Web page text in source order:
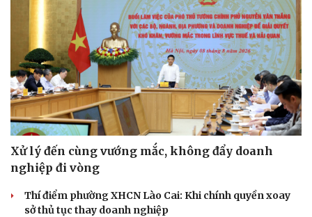
Sức khỏe
Dinh dưỡng - món ngon
Cây thuốc
Sản phụ khoa
Đời sống
Blog
Tình yêu - Gia đình
Xử lý đến cùng vướng mắc, không đẩy doanh
nghiệp đi vòng
Thí điểm phường XHCN Lào Cai: Khi chính quyền xoay
sở thủ tục thay doanh nghiệp